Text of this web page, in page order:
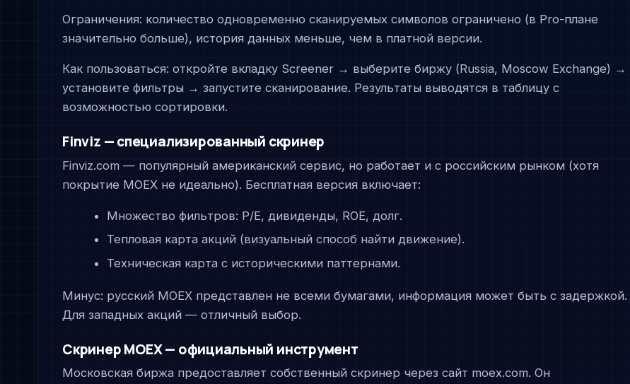
Ограничения: количество одновременно сканируемых символов ограничено (в Pro-плане
значительно больше), история данных меньше, чем в платной версии.
Как пользоваться: откройте вкладку Screener → выберите биржу (Russia, Moscow Exchange) →
установите фильтры → запустите сканирование. Результаты выводятся в таблицу с
возможностью сортировки.
Finviz — специализированный скринер
Finviz.com — популярный американский сервис, но работает и с российским рынком (хотя
покрытие MOEX не идеально). Бесплатная версия включает:
Множество фильтров: P/E, дивиденды, ROE, долг.
Тепловая карта акций (визуальный способ найти движение).
Техническая карта с историческими паттернами.
Минус: русский MOEX представлен не всеми бумагами, информация может быть с задержкой.
Для западных акций — отличный выбор.
Скринер MOEX — официальный инструмент
Московская биржа предоставляет собственный скринер через сайт moex.com. Он